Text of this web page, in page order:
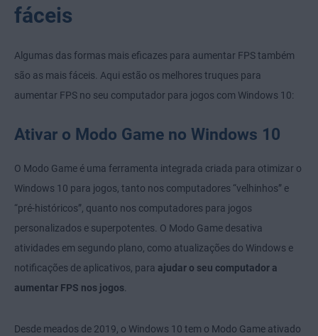
fáceis
Algumas das formas mais eficazes para aumentar FPS também
são as mais fáceis. Aqui estão os melhores truques para
aumentar FPS no seu computador para jogos com Windows 10:
Ativar o Modo Game no Windows 10
O Modo Game é uma ferramenta integrada criada para otimizar o
Windows 10 para jogos, tanto nos computadores “velhinhos” e
“pré-históricos”, quanto nos computadores para jogos
personalizados e superpotentes. O Modo Game desativa
atividades em segundo plano, como atualizações do Windows e
notificações de aplicativos, para ajudar o seu computador a
aumentar FPS nos jogos.
Desde meados de 2019, o Windows 10 tem o Modo Game ativado